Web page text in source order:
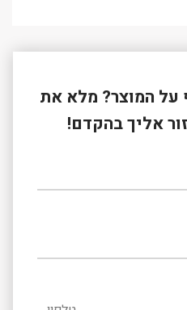
על המוצר? מלא את
אליך בהקדם!